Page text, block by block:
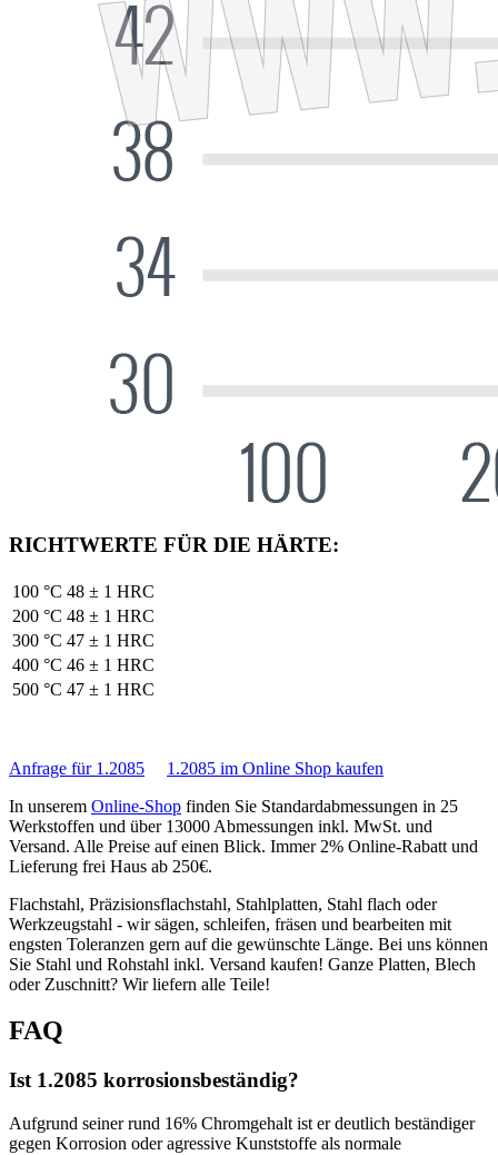
RICHTWERTE FÜR DIE HÄRTE:
100 °C 48 ± 1 HRC
200 °C 48 ± 1 HRC
300 °C 47 ± 1 HRC
400 °C 46 ± 1 HRC
500 °C 47 ± 1 HRC
Anfrage für 1.2085
1.2085 im Online Shop kaufen
In unserem Online-Shop finden Sie Standardabmessungen in 25
Werkstoffen und über 13000 Abmessungen inkl. MwSt. und
Versand. Alle Preise auf einen Blick. Immer 2% Online-Rabatt und
Lieferung frei Haus ab 250€.
Flachstahl, Präzisionsflachstahl, Stahlplatten, Stahl flach oder
Werkzeugstahl - wir sägen, schleifen, fräsen und bearbeiten mit
engsten Toleranzen gern auf die gewünschte Länge. Bei uns können
Sie Stahl und Rohstahl inkl. Versand kaufen! Ganze Platten, Blech
oder Zuschnitt? Wir liefern alle Teile!
FAQ
Ist 1.2085 korrosionsbeständig?
Aufgrund seiner rund 16% Chromgehalt ist er deutlich beständiger
gegen Korrosion oder agressive Kunststoffe als normale